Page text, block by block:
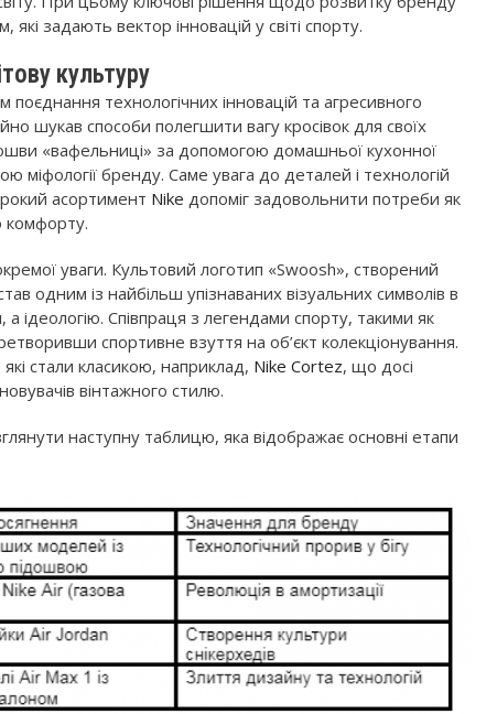
задають вектор інновацій у світі спорту.
культуру
поєднання технологічних інновацій та агресивного
шукав способи полегшити вагу кросівок для своїх
«вафельниці» за допомогою домашньої кухонної
бренду. Саме увага до деталей і технологій
асортимент Nike допоміг задовольнити потреби як
комфорту.
уваги. Культовий логотип «Swoosh», створений
одним із найбільш упізнаваних візуальних символів в
ідеологію. Співпраця з легендами спорту, такими як
спортивне взуття на об’єкт колекціонування.
які стали класикою, наприклад, Nike Cortez, що досі
вінтажного стилю.
наступну таблицю, яка відображає основні етапи